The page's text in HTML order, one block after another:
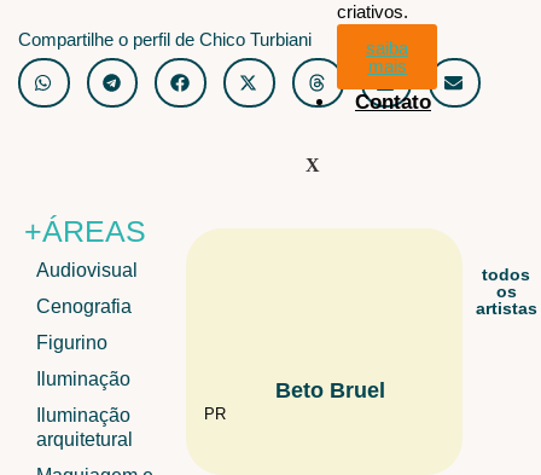
criativos.
saiba
mais
Contato
X
Compartilhe o perfil de Chico Turbiani
+ÁREAS
Audiovisual
Cenografia
Figurino
Iluminação
Iluminação
arquitetural
Beto Bruel
PR
todos
os
artistas